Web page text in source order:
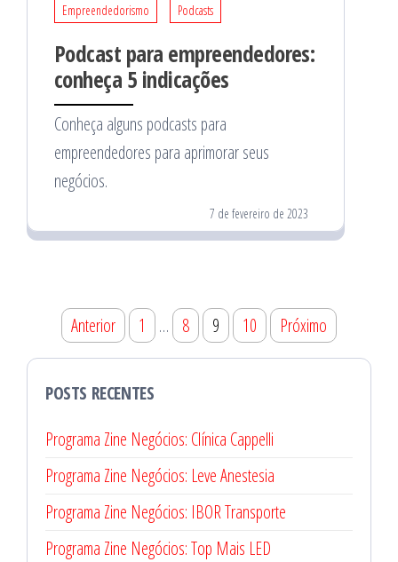
Empreendedorismo Podcasts
Podcast para empreendedores:
conheça 5 indicações
Conheça alguns podcasts para
empreendedores para aprimorar seus
negócios.
7 de fevereiro de 2023
Paginação
de
posts
Anterior 1 … 8 9 10 Próximo
POSTS RECENTES
Programa Zine Negócios: Clínica Cappelli
Programa Zine Negócios: Leve Anestesia
Programa Zine Negócios: IBOR Transporte
Programa Zine Negócios: Top Mais LED